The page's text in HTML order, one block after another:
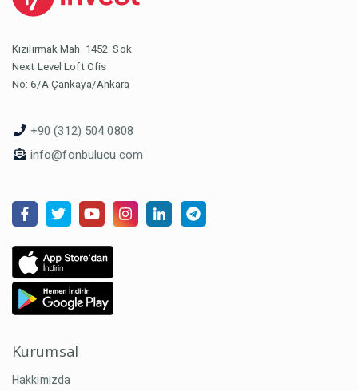
Kızılırmak Mah. 1452. Sok.
Next Level Loft Ofis
No: 6/A Çankaya/Ankara
+90 (312) 504 0808
info@fonbulucu.com
Kurumsal
Hakkımızda